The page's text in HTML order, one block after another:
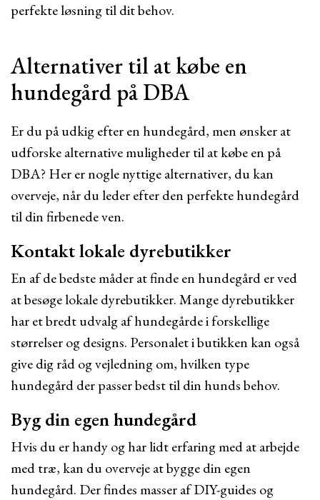
perfekte løsning til dit behov.
Alternativer til at købe en
hundegård på DBA
Er du på udkig efter en hundegård, men ønsker at
udforske alternative muligheder til at købe en på
DBA? Her er nogle nyttige alternativer, du kan
overveje, når du leder efter den perfekte hundegård
til din firbenede ven.
Kontakt lokale dyrebutikker
En af de bedste måder at finde en hundegård er ved
at besøge lokale dyrebutikker. Mange dyrebutikker
har et bredt udvalg af hundegårde i forskellige
størrelser og designs. Personalet i butikken kan også
give dig råd og vejledning om, hvilken type
hundegård der passer bedst til din hunds behov.
Byg din egen hundegård
Hvis du er handy og har lidt erfaring med at arbejde
med træ, kan du overveje at bygge din egen
hundegård. Der findes masser af DIY-guides og